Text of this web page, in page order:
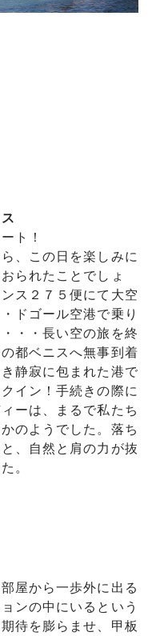
ト！
、この日を楽しみに
られたことでしょ
ス２７５便にて大空
ドゴール空港で乗り
・・長い空の旅を終
都ベニスへ無事到着
静寂に包まれた港で
イン！手続きの際に
ーは、まるで私たち
のようでした。落ち
、自然と肩の力が抜
。
屋から一歩外に出る
ンの中にいるという
待を膨らませ、甲板